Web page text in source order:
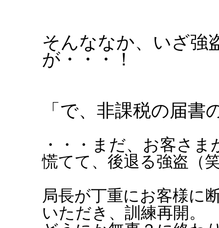
そんななか、いざ強
が・・・！
「で、非課税の届
・・・まだ、お客さ
慌てて、後退る強盗（
局長が丁重にお客様に
いただき、訓練再開。